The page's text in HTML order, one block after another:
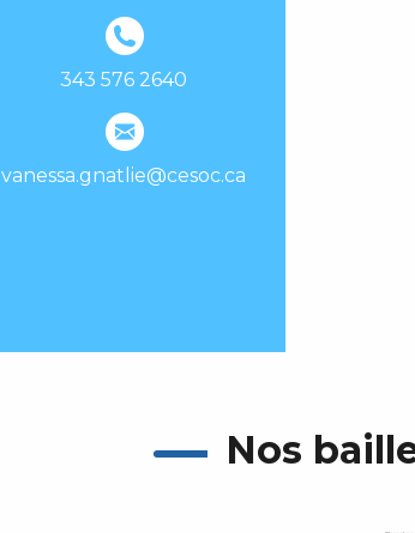
343 576 2640
vanessa.gnatlie@cesoc.ca
Nos